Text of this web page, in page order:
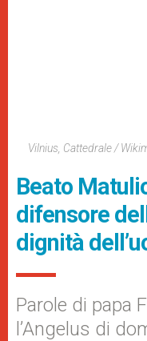
Vilnius, Cattedrale /
Beato
difensore
dignità
Parole di papa
l’Angelus di